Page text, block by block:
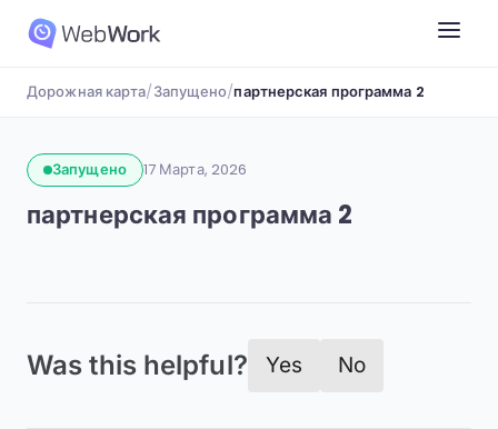
Дорожная карта/Запущено/партнерская программа 2
Запущено 17 Марта, 2026
партнерская программа 2
Was this helpful? Yes No